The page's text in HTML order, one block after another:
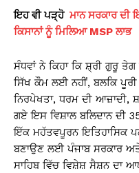
ਇਹ ਵੀ ਪੜ੍ਹੋ ਮਾਨ ਸਰਕਾਰ ਦੀ
ਕਿਸਾਨਾਂ ਨੂੰ ਮਿਲਿਆ MSP ਲਾਭ
ਸੰਧਵਾਂ ਨੇ ਕਿਹਾ ਕਿ ਸ਼੍ਰੀ ਗੁਰੂ ਤੇਗ
ਸਿੱਖ ਕੌਮ ਲਈ ਨਹੀਂ, ਬਲਕਿ
ਨਿਰਪੇਖਤਾ, ਧਰਮ ਦੀ ਆਜ਼ਾਦੀ,
ਗਏ ਇਸ ਵਿਸ਼ਾਲ ਬਲਿਦਾਨ ਦੀ
ਇੱਕ ਮਹੱਤਵਪੂਰਨ ਇਤਿਹਾਸਿਕ
ਬਣਾਉਣ ਲਈ ਪੰਜਾਬ ਸਰਕਾਰ
ਸਾਹਿਬ ਵਿੱਚ ਵਿਸ਼ੇਸ਼ ਸੈਸ਼ਨ ਦਾ